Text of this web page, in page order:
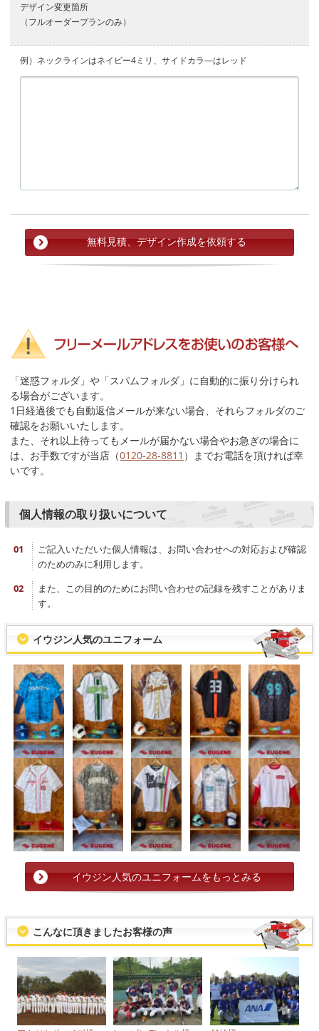
デザイン変更箇所
（フルオーダープランのみ）
例）ネックラインはネイビー4ミリ、サイドカラ―はレッド
「迷惑フォルダ」や「スパムフォルダ」に自動的に振り分けられ
る場合がございます。
1日経過後でも自動返信メールが来ない場合、それらフォルダのご
確認をお願いいたします。
また、それ以上待ってもメールが届かない場合やお急ぎの場合に
は、お手数ですが当店（0120-28-8811 ）までお電話を頂ければ幸
いです。
個人情報の取り扱いについて
ご記入いただいた個人情報は、お問い合わせへの対応および確認
のためのみに利用します。
また、この目的のためにお問い合わせの記録を残すことがありま
す。
イウジン人気のユニフォーム
イウジン人気のユニフォームをもっとみる
こんなに頂きましたお客様の声